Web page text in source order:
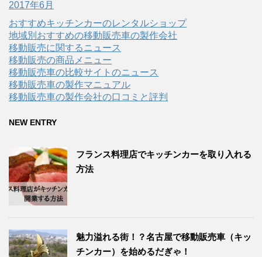
2017年6月
おすすめキッチンカーのレンタルショップ
地域別おすすめの移動販売車の製作会社
移動販売に関するニュース
移動販売の商品メニュー
移動販売車の比較サイトのニュース
移動販売車の製作マニュアル
移動販売車の製作会社の口コミと評判
NEW ENTRY
フランス料理店でキッチンカーを取り入れる
方法
魅力溢れる街！？名古屋で移動販売車（キッ
チンカー）を始めるだぎゃ！